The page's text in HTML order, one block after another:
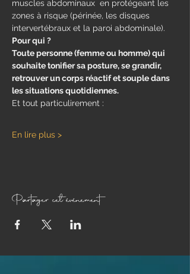
muscles abdominaux  en protégeant les
zones à risque (périnée, les disques
intervertébraux et la paroi abdominale).
Pour qui ?
Toute personne (femme ou homme) qui
souhaite tonifier sa posture, se grandir,
retrouver un corps réactif et souple dans
les situations quotidiennes.
Et tout particulirement :
En lire plus >
Partager cet événement